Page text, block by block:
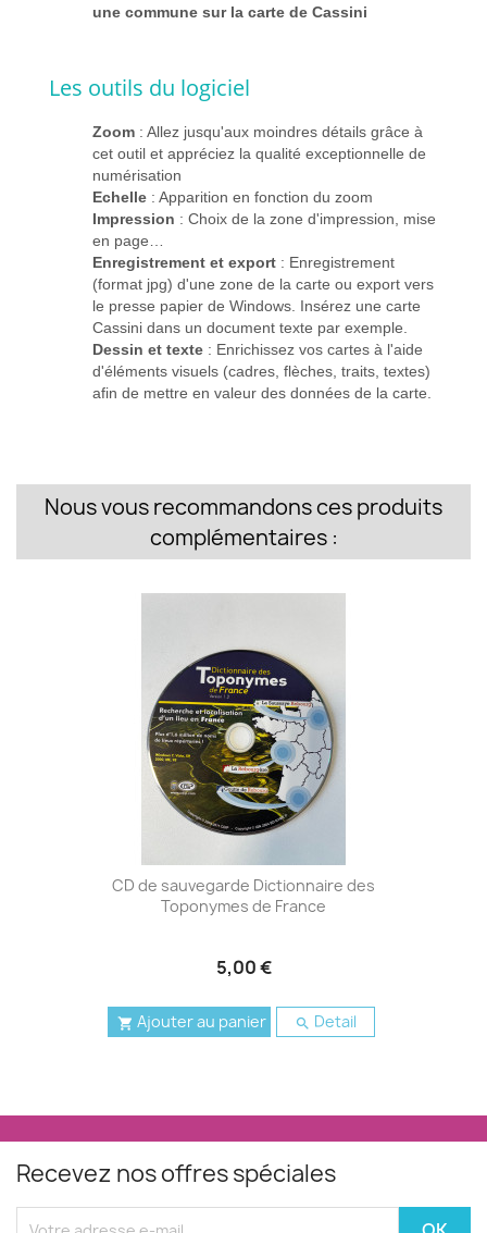
une commune sur la carte de Cassini
Les outils du logiciel
Zoom : Allez jusqu'aux moindres détails grâce à
cet outil et appréciez la qualité exceptionnelle de
numérisation
Echelle : Apparition en fonction du zoom
Impression : Choix de la zone d'impression, mise
en page…
Enregistrement et export : Enregistrement
(format jpg) d'une zone de la carte ou export vers
le presse papier de Windows. Insérez une carte
Cassini dans un document texte par exemple.
Dessin et texte : Enrichissez vos cartes à l'aide
d'éléments visuels (cadres, flèches, traits, textes)
afin de mettre en valeur des données de la carte.
Nous vous recommandons ces produits
complémentaires :
CD de sauvegarde Dictionnaire des
Toponymes de France
5,00 €
 Ajouter au panier  Detail
Recevez nos offres spéciales